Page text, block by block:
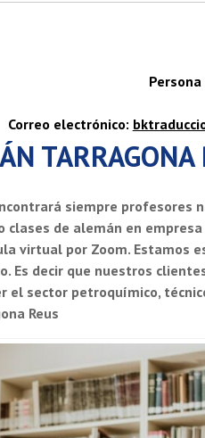
Correo electrónico:
TARRAGONA
siempre profesores
de alemán en
virtual por Zoom. Estamos
Es decir que nuestros
el sector petroquímico,
Reus